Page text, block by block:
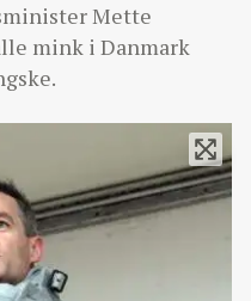
Mette
mink i Danmark